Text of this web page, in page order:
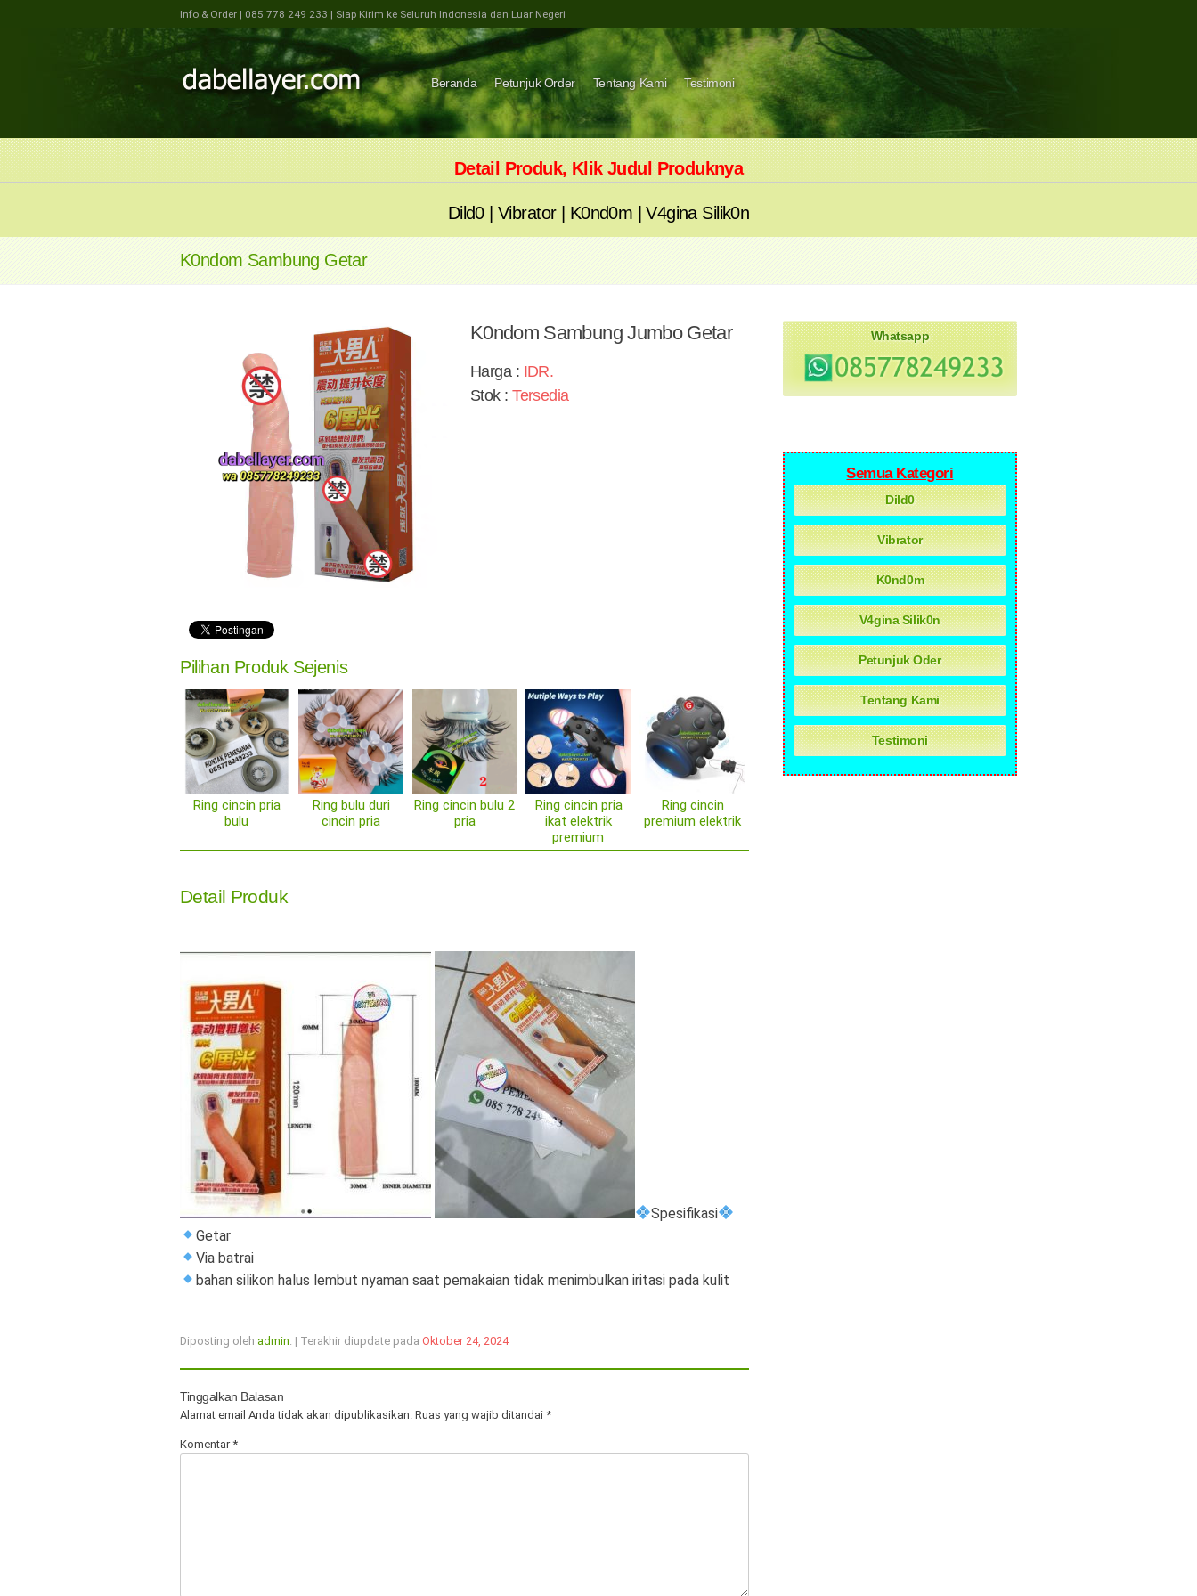
Info & Order | 085 778 249 233 | Siap Kirim ke Seluruh Indonesia dan Luar Negeri
Beranda Petunjuk Order Tentang Kami Testimoni
Detail Produk, Klik Judul Produknya
Dild0|Vibrator | K0nd0m |V4gina Silik0n
K0ndom Sambung Getar
K0ndom Sambung Jumbo Getar
Harga : IDR.
Stok :Tersedia
Pilihan Produk Sejenis
Ring cincin pria
bulu
Ring bulu duri
cincin pria
Ring cincin bulu 2
pria
Ring cincin pria
ikat elektrik
premium
Ring cincin
premium elektrik
Detail Produk
Spesifikasi
Getar
Via batrai
bahan silikon halus lembut nyaman saat pemakaian tidak menimbulkan iritasi pada kulit
Diposting oleh admin . | Terakhir diupdate pada Oktober 24, 2024
Tinggalkan Balasan
Alamat email Anda tidak akan dipublikasikan. Ruas yang wajib ditandai *
Komentar*
Whatsapp
Semua Kategori
Dild0
Vibrator
K0nd0m
V4gina Silik0n
Petunjuk Oder
Tentang Kami
Testimoni